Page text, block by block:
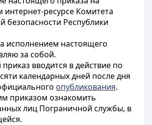
ресурсе Комитета
безопасности Республики
исполнением настоящего
за собой.
вводится в действие по
календарных дней после дня
опубликования.
приказом ознакомить
лиц Пограничной службы, в